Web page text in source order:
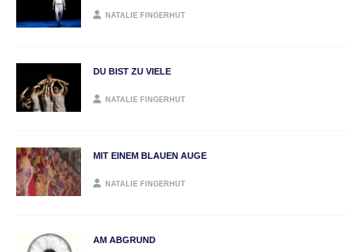
NATALIE FINGERHUT
DU BIST ZU VIELE
NATALIE FINGERHUT
MIT EINEM BLAUEN AUGE
NATALIE FINGERHUT
AM ABGRUND